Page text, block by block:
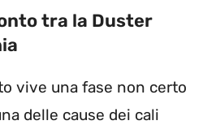
tra la Duster
vive una fase non certo
delle cause dei cali